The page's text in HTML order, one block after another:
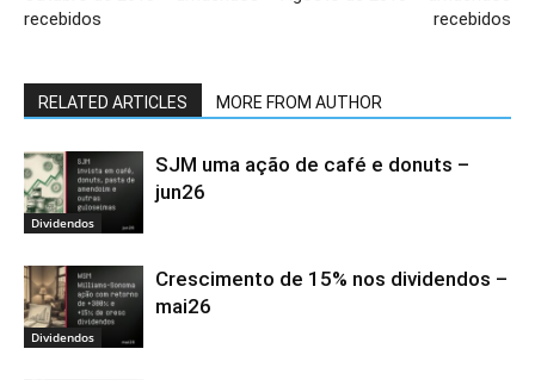
recebidos
recebidos
RELATED ARTICLES MORE FROM AUTHOR
Dividendos
SJM uma ação de café e donuts –
jun26
Dividendos
Crescimento de 15% nos dividendos –
mai26